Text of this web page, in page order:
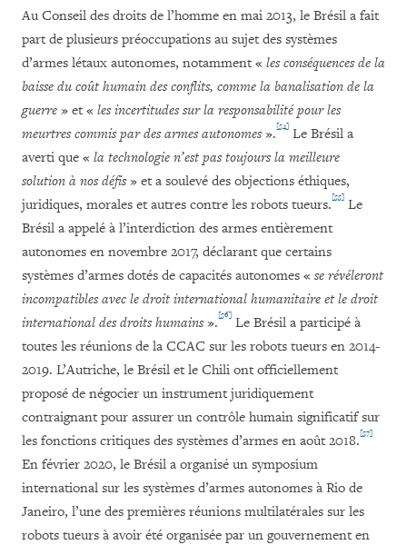
Au Conseil des droits de l’homme en mai 2013, le Brésil a fait
part de plusieurs préoccupations au sujet des systèmes
d’armes létaux autonomes, notamment « les conséquences de la
baisse du coût humain des conflits, comme la banalisation de la
guerre » et « les incertitudes sur la responsabilité pour les
meurtres commis par des armes autonomes».[54] Le Brésil a
averti que « la technologie n’est pas toujours la meilleure
solution à nos défis» et a soulevé des objections éthiques,
juridiques, morales et autres contre les robots tueurs.[55] Le
Brésil a appelé à l’interdiction des armes entièrement
autonomes en novembre 2017, déclarant que certains
systèmes d’armes dotés de capacités autonomes « se révéleront
incompatibles avec le droit international humanitaire et le droit
international des droits humains».[56] Le Brésil a participé à
toutes les réunions de la CCAC sur les robots tueurs en 2014-
2019. L’Autriche, le Brésil et le Chili ont officiellement
proposé de négocier un instrument juridiquement
contraignant pour assurer un contrôle humain significatif sur
les fonctions critiques des systèmes d’armes en août 2018.[57]
En février 2020, le Brésil a organisé un symposium
international sur les systèmes d’armes autonomes à Rio de
Janeiro, l’une des premières réunions multilatérales sur les
robots tueurs à avoir été organisée par un gouvernement en